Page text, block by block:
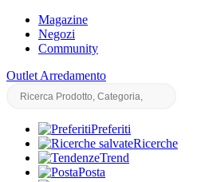
Magazine
Negozi
Community
Outlet Arredamento
Preferiti
Ricerche
Trend
Posta